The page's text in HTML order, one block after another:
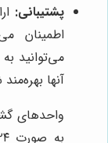
پشتیبانی:
اطمینان
می‌توانید
آنها
واحدهای